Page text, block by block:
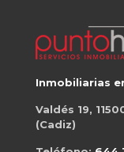
Inmobiliarias
Valdés 19,
(Cadiz)